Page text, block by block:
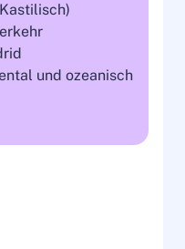
und ozeanisch